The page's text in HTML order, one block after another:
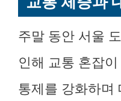
주말 동안 서울
인해 교통 혼잡
통제를 강화하며